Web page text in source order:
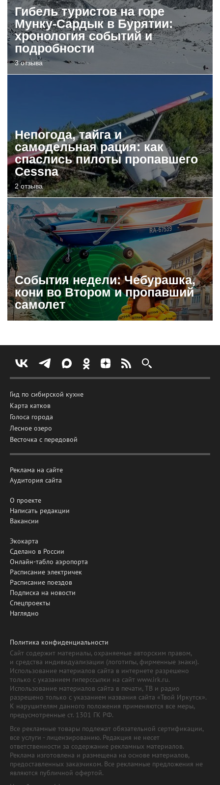
Гибель туристов на горе
Мунку-Сардык в Бурятии:
хронология событий и
подробности
3 отзыва
Непогода, тайга и
самодельная рация: как
спаслись пилоты пропавшего
Cessna
2 отзыва
События недели: Чебурашка,
кони во Втором и пропавший
самолет
Гид по сибирской кухне
Карта катков
Голоса города
Лесное озеро
Весточка с передовой
Реклама на сайте
Аудитория сайта
О проекте
Написать редакции
Вакансии
Экокарта
Сделано в России
Онлайн-табло аэропорта
Расписание электричек
Расписание поездов
Подписка на новости
Спецпроекты
Наглядно
Политика конфиденциальности
Сайт содержит материалы, охраняемые авторским правом,
и средства индивидуализации (логотипы, фирменные знаки).
Использование материалов сайта в интернете разрешено
только с указанием гиперссылки на сайт www.irk.ru.
Использование материалов сайта в печати, ТВ и радио
разрешено только с указанием названия сайта «Твой Иркутск».
К нарушителям данного положения применяются все меры,
предусмотренные ст. 1301 ГК РФ.
Все рекламные товары подлежат обязательной сертификации,
все услуги - лицензированию. Редакция не несет
ответственности за содержание рекламных материалов.
Реклама изготовлена и размещена на основе материалов,
предоставленных заказчиком. Все рекламные предложения не
являются публичной офертой.